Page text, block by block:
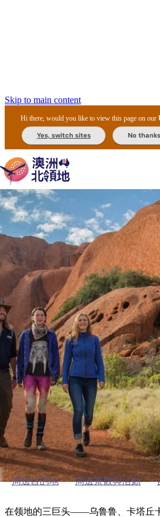
Skip to main content
Hi there, would you like to view this page on our
Yes, switch sites No thanks
主
目
錄
必
訪
景
點
最
受
歡
迎
目
的
地
內
陸
和
戶
爾
文
斯
泉
烏
國
家
公
園
治
菲
特
國
園
塔
卡
國
家
公
園
維
群
島
東
阿
納
姆
地
馬
塔
蘭
卡
溫
泉
池
尼
特
米
魯
克
國
家
公
園
卡
魯
卡
魯
/
魔
鬼
大
理
石
保
護
區
馬
古
克
瀑
布
茨
奧
里
查
/
西
麥
克
唐
納
國
家
公
園
必
玩
活
動
體
驗
旅
客
類
型
推
薦
榜
單
民
文
體
驗
攻
略
節
慶
與
外
和
探
險
然
和
野
生
物
歷
史
與
文
物
釣
魚
豪
華
旅
游
露
營
和
豪
華
野
營
自
駕
遊
規
劃
和
預
訂
實
用
資
訊
住
宿
覽
團
租
車
和
交
通
乌鲁鲁的户外
在乌鲁鲁漫步
周邊目的地 周邊景觀與活動
在领地的三巨头——乌鲁鲁、卡塔丘